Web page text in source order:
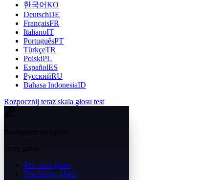
한국어KO
DeutschDE
FrançaisFR
ItalianoIT
PortuguêsPT
TürkçeTR
PolskiPL
EspañolES
РусскийRU
Bahasa IndonesiaID
Rozpocznij teraz skala głosu test
Testy głosu
Test skali głosu
Test barwy głosu